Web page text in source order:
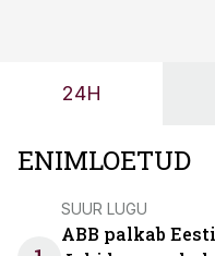
OÜ tegevjuht Sander
24H
ENIMLOETUD
SUUR LUGU
ABB palkab